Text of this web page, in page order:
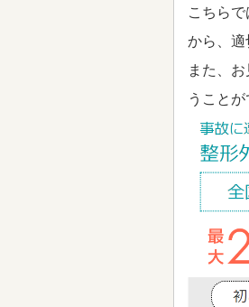
こちら
から、適
また、
うことが